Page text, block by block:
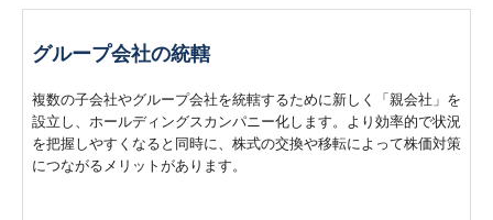
グループ会社の統轄
複数の子会社やグループ会社を統轄するために新しく「親会社」を
設立し、ホールディングスカンパニー化します。より効率的で状況
を把握しやすくなると同時に、株式の交換や移転によって株価対策
につながるメリットがあります。